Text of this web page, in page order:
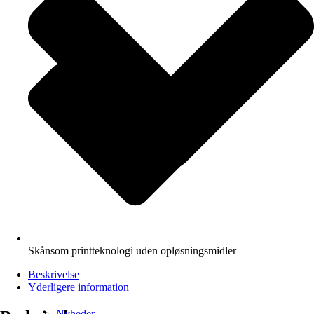
Skånsom printteknologi uden opløsningsmidler
Beskrivelse
Yderligere information